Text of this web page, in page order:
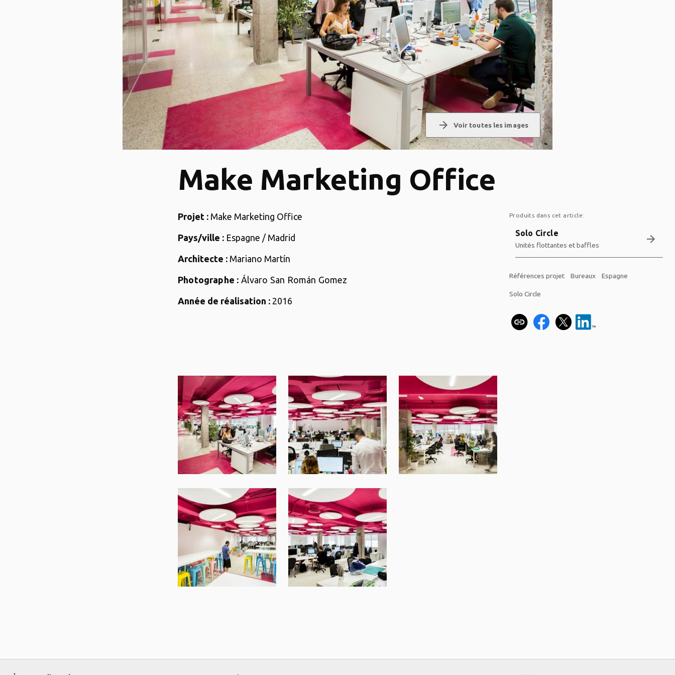
arrow_forward Voir toutes les images
Make Marketing Office
Projet : Make Marketing Office
Pays/ville : Espagne / Madrid
Architecte : Mariano Martín
Photographe : Álvaro San Román Gomez
Année de réalisation : 2016
Produits dans cet article:
Solo Circle
Unités flottantes et baffles arrow_forward
Références projet Bureaux Espagne
Solo Circle